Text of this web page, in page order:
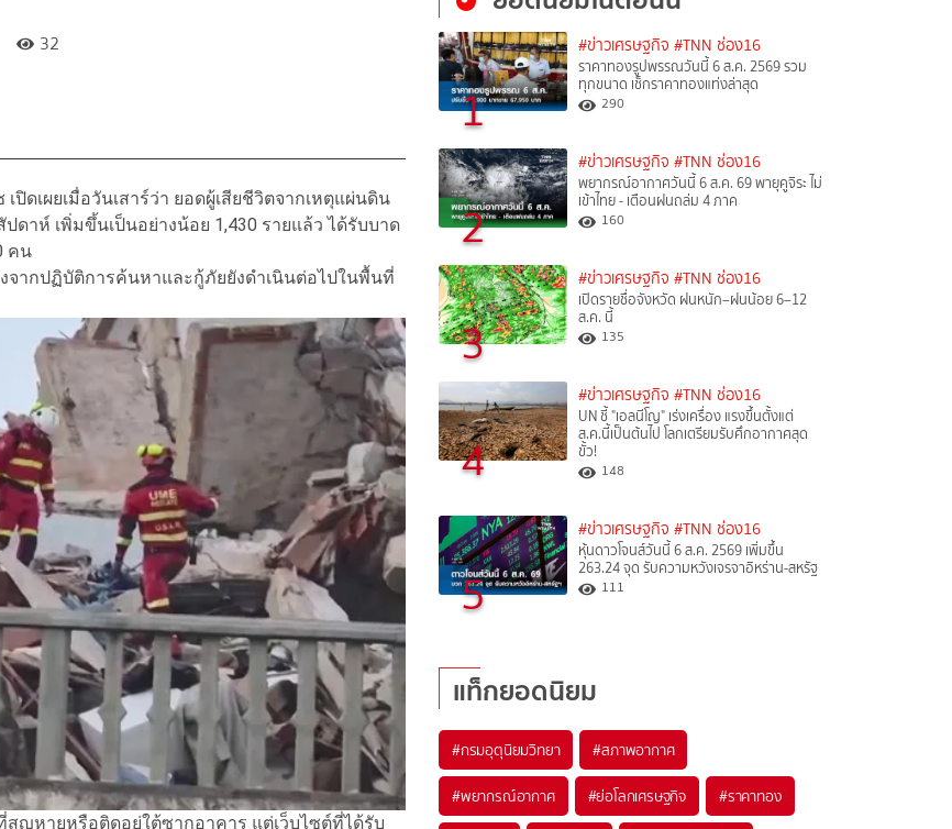
32
ปิดเผยเมื่อวันเสาร์ว่า ยอดผู้เสียชีวิตจากเหตุแผ่นดิน
าห์ เพิ่มขึ้นเป็นอย่างน้อย 1,430 รายแล้ว ได้รับบาด
คน
ากปฏิบัติการค้นหาและกู้ภัยยังดำเนินต่อไปในพื้นที่
ญหายหรือติดอยู่ใต้ซากอาคาร แต่เว็บไซต์ที่ได้รับ
1
#ข่าวเศรษฐกิจ #TNN ช่อง16
ราคาทองรูปพรรณวันนี้ 6 ส.ค. 2569 รวม
ทุกขนาด เช็กราคาทองแท่งล่าสุด
290
2
#ข่าวเศรษฐกิจ #TNN ช่อง16
พยากรณ์อากาศวันนี้ 6 ส.ค. 69 พายุคูจิระ ไม่
เข้าไทย - เตือนฝนถล่ม 4 ภาค
160
3
#ข่าวเศรษฐกิจ #TNN ช่อง16
เปิดรายชื่อจังหวัด ฝนหนัก–ฝนน้อย 6–12
ส.ค. นี้
135
4
#ข่าวเศรษฐกิจ #TNN ช่อง16
UN ชี้ "เอลนีโญ" เร่งเครื่อง แรงขึ้นตั้งแต่
ส.ค.นี้เป็นต้นไป โลกเตรียมรับศึกอากาศสุด
ขั้ว!
148
5
#ข่าวเศรษฐกิจ #TNN ช่อง16
หุ้นดาวโจนส์วันนี้ 6 ส.ค. 2569 เพิ่มขึ้น
263.24 จุด รับความหวังเจรจาอิหร่าน-สหรัฐ
111
แท็กยอดนิยม
#กรมอุตุนิยมวิทยา #สภาพอากาศ
#พยากรณ์อากาศ #ย่อโลกเศรษฐกิจ #ราคาทอง